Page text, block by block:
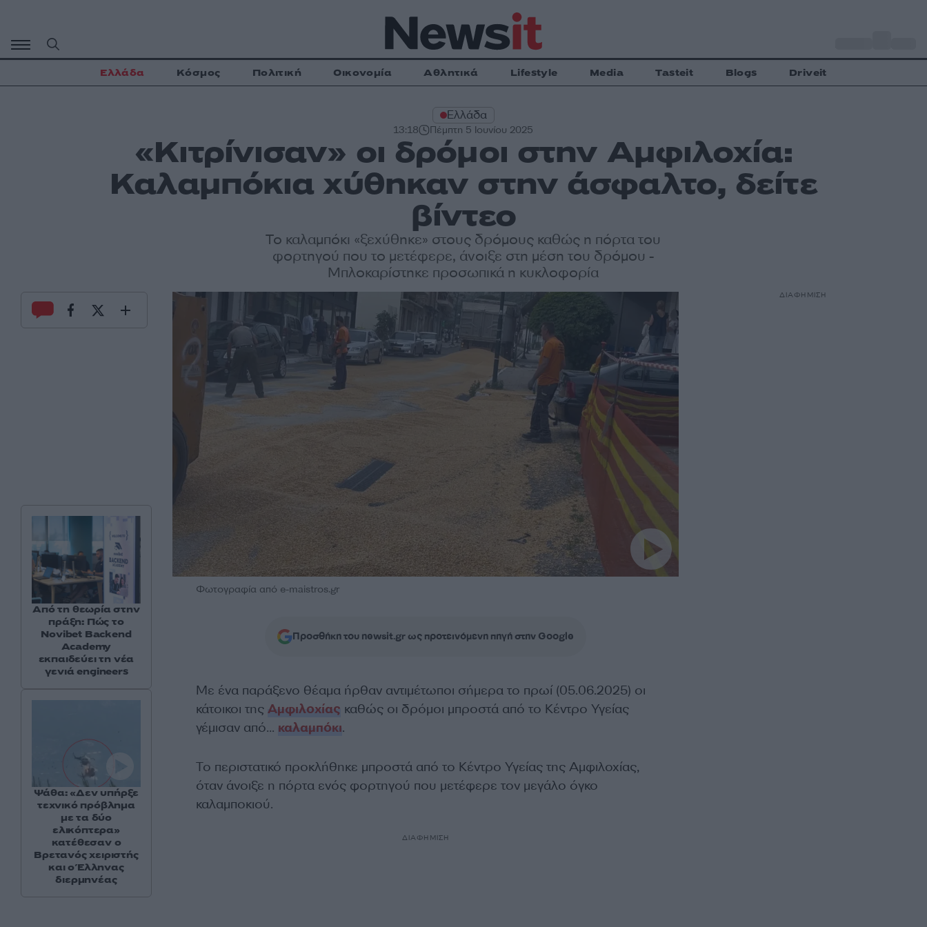
περιεχόμενο
Ελλάδα Κόσμος Πολιτική Οικονομία Αθλητικά Lifestyle Media Tasteit Blogs Driveit
Ελλάδα
13:18 Πέμπτη 5 Ιουνίου 2025
«Κιτρίνισαν» οι δρόμοι στην Αμφιλοχία:
Καλαμπόκια χύθηκαν στην άσφαλτο, δείτε
βίντεο
Το καλαμπόκι «ξεχύθηκε» στους δρόμους καθώς η πόρτα του
φορτηγού που το μετέφερε, άνοιξε στη μέση του δρόμου -
Μπλοκαρίστηκε προσωπικά η κυκλοφορία
Φωτογραφία από e-maistros.gr
Προσθήκη του newsit.gr ως προτεινόμενη πηγή στην Google
Με ένα παράξενο θέαμα ήρθαν αντιμέτωποι σήμερα το πρωί (05.06.2025) οι
κάτοικοι της Αμφιλοχίας καθώς οι δρόμοι μπροστά από το Κέντρο Υγείας
γέμισαν από… καλαμπόκι.
Το περιστατικό προκλήθηκε μπροστά από το Κέντρο Υγείας της Αμφιλοχίας,
όταν άνοιξε η πόρτα ενός φορτηγού που μετέφερε τον μεγάλο όγκο
καλαμποκιού.
ΔΙΑΦΗΜΙΣΗ
Από τη θεωρία στην
πράξη: Πώς το
Novibet Backend
Academy
εκπαιδεύει τη νέα
γενιά engineers
Ψάθα: «Δεν υπήρξε
τεχνικό πρόβλημα
με τα δύο
ελικόπτερα»
κατέθεσαν ο
Βρετανός χειριστής
και ο Έλληνας
διερμηνέας
ΔΙΑΦΗΜΙΣΗ